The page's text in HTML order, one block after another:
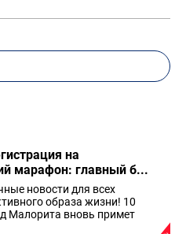
на
марафон: главный б...
новости для всех
образа жизни! 10
Малорита вновь примет